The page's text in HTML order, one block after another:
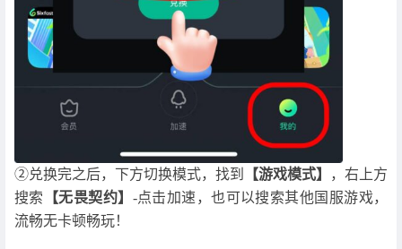
②兑换完之后，下方切换模式，找到 【游戏模式】
，右上方
搜索
【无畏契约】 -点击加速，也可以搜索其他国服游戏，
流畅无卡顿畅玩！